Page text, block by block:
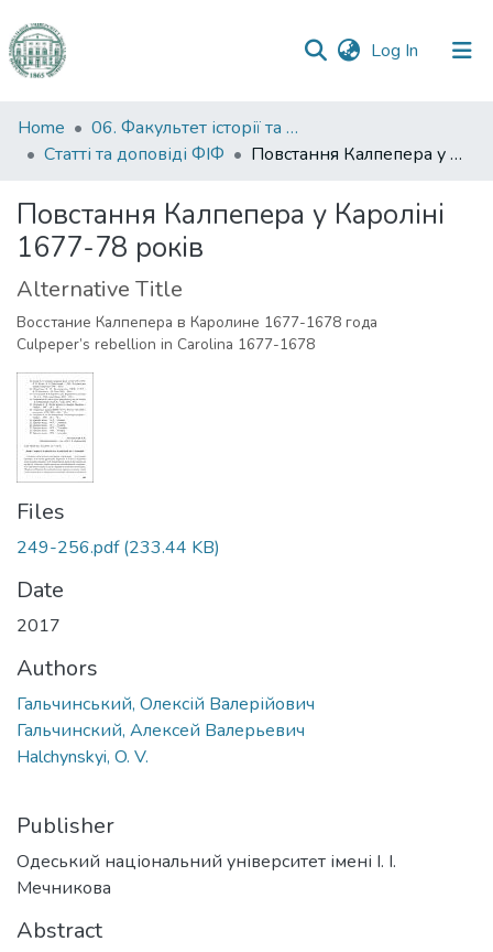
Log In (current)
Communities
&
All of DSpace
Statistics
Home
06. Факультет історії та філософії
Статті та доповіді ФІФ
Повстання Калпепера у Кароліні 1677-78 років
Повстання Калпепера у Кароліні
1677-78 років
Alternative Title
Восстание Калпепера в Каролине 1677-1678 года
Culpeper’s rebellion in Carolina 1677-1678
Files
249-256.pdf(233.44 KB)
Date
2017
Authors
Гальчинський, Олексій Валерійович
Гальчинский, Алексей Валерьевич
Halchynskyi, O. V.
Publisher
Одеський національний університет імені І. І.
Мечникова
Abstract